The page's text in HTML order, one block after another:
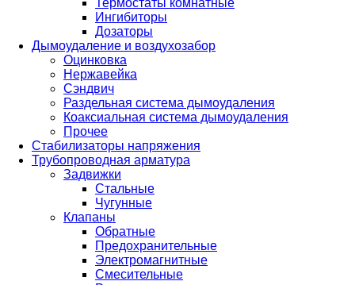
Ингибиторы
Дозаторы
Дымоудаление и воздухозабор
Оцинковка
Нержавейка
Сэндвич
Раздельная система дымоудаления
Коаксиальная система дымоудаления
Прочее
Стабилизаторы напряжения
Трубопроводная арматура
Задвижки
Стальные
Чугунные
Клапаны
Обратные
Предохранительные
Электромагнитные
Смесительные